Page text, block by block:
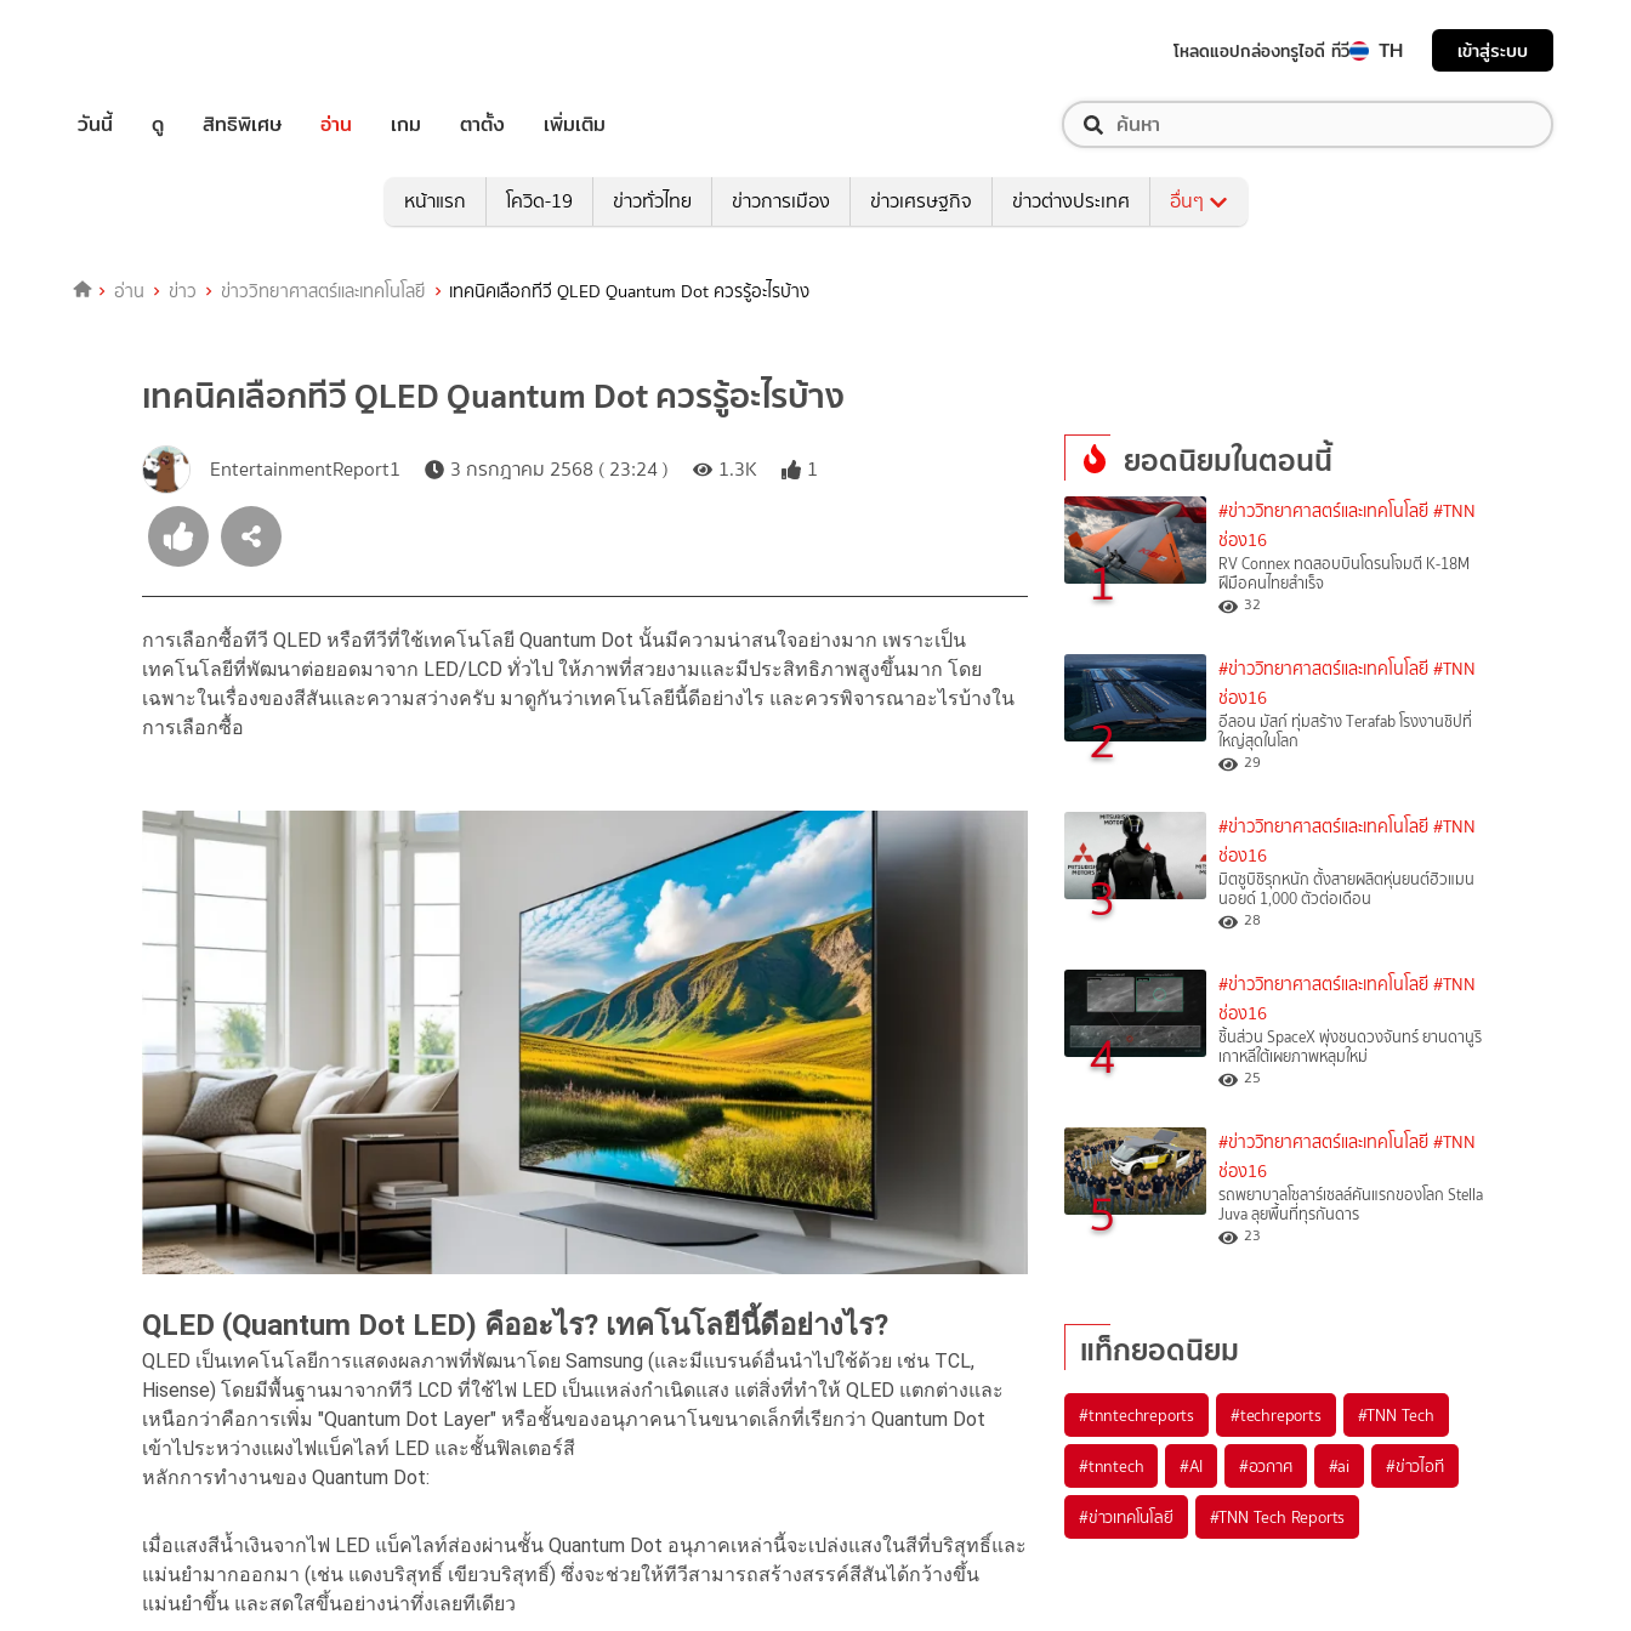
โหลดแอปกล่องทรูไอดี ทีวี TH เข้าสู่ระบบ
วันนี้ ดู สิทธิพิเศษ อ่าน เกม ตาตั้ง เพิ่มเติม
หน้าแรก โควิด-19 ข่าวทั่วไทย ข่าวการเมือง ข่าวเศรษฐกิจ ข่าวต่างประเทศ อื่นๆ
อ่าน ข่าว ข่าววิทยาศาสตร์และเทคโนโลยี เทคนิคเลือกทีวี QLED Quantum Dot ควรรู้อะไรบ้าง
เทคนิคเลือกทีวี QLED Quantum Dot ควรรู้อะไรบ้าง
EntertainmentReport1 3 กรกฎาคม 2568 ( 23:24 ) 1.3K 1
การเลือกซื้อทีวี QLED หรือทีวีที่ใช้เทคโนโลยี Quantum Dot นั้นมีความน่าสนใจอย่างมาก เพราะเป็น
เทคโนโลยีที่พัฒนาต่อยอดมาจาก LED/LCD ทั่วไป ให้ภาพที่สวยงามและมีประสิทธิภาพสูงขึ้นมาก โดย
เฉพาะในเรื่องของสีสันและความสว่างครับ มาดูกันว่าเทคโนโลยีนี้ดีอย่างไร และควรพิจารณาอะไรบ้างใน
การเลือกซื้อ
QLED (Quantum Dot LED) คืออะไร? เทคโนโลยีนี้ดีอย่างไร?
QLED เป็นเทคโนโลยีการแสดงผลภาพที่พัฒนาโดย Samsung (และมีแบรนด์อื่นนำไปใช้ด้วย เช่น TCL,
Hisense) โดยมีพื้นฐานมาจากทีวี LCD ที่ใช้ไฟ LED เป็นแหล่งกำเนิดแสง แต่สิ่งที่ทำให้ QLED แตกต่างและ
เหนือกว่าคือการเพิ่ม "Quantum Dot Layer" หรือชั้นของอนุภาคนาโนขนาดเล็กที่เรียกว่า Quantum Dot
เข้าไประหว่างแผงไฟแบ็คไลท์ LED และชั้นฟิลเตอร์สี
หลักการทำงานของ Quantum Dot:
เมื่อแสงสีน้ำเงินจากไฟ LED แบ็คไลท์ส่องผ่านชั้น Quantum Dot อนุภาคเหล่านี้จะเปล่งแสงในสีที่บริสุทธิ์และ
แม่นยำมากออกมา (เช่น แดงบริสุทธิ์ เขียวบริสุทธิ์) ซึ่งจะช่วยให้ทีวีสามารถสร้างสรรค์สีสันได้กว้างขึ้น
แม่นยำขึ้น และสดใสขึ้นอย่างน่าทึ่งเลยทีเดียว
ยอดนิยมในตอนนี้
1
#ข่าววิทยาศาสตร์และเทคโนโลยี #TNN
ช่อง16
RV Connex ทดสอบบินโดรนโจมตี K-18M
ฝีมือคนไทยสำเร็จ
32
2
#ข่าววิทยาศาสตร์และเทคโนโลยี #TNN
ช่อง16
อีลอน มัสก์ ทุ่มสร้าง Terafab โรงงานชิปที่
ใหญ่สุดในโลก
29
3
#ข่าววิทยาศาสตร์และเทคโนโลยี #TNN
ช่อง16
มิตซูบิชิรุกหนัก ตั้งสายผลิตหุ่นยนต์ฮิวแมน
นอยด์ 1,000 ตัวต่อเดือน
28
4
#ข่าววิทยาศาสตร์และเทคโนโลยี #TNN
ช่อง16
ชิ้นส่วน SpaceX พุ่งชนดวงจันทร์ ยานดานูริ
เกาหลีใต้เผยภาพหลุมใหม่
25
5
#ข่าววิทยาศาสตร์และเทคโนโลยี #TNN
ช่อง16
รถพยาบาลโซลาร์เซลล์คันแรกของโลก Stella
Juva ลุยพื้นที่ทุรกันดาร
23
แท็กยอดนิยม
#tnntechreports #techreports #TNN Tech
#tnntech #AI #อวกาศ #ai #ข่าวไอที
#ข่าวเทคโนโลยี #TNN Tech Reports